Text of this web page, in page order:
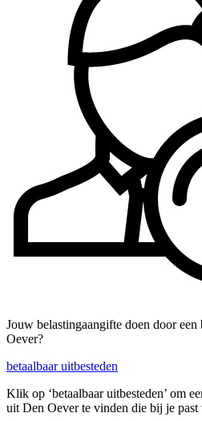
Jouw belastingaangifte doen door
Oever?
betaalbaar uitbesteden
Klik op ‘betaalbaar uitbesteden’ om
uit Den Oever te vinden die bij je